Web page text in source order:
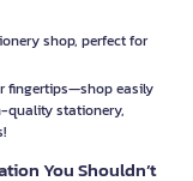
shop, perfect for
fingertips—shop easily
quality stationery,
You Shouldn’t